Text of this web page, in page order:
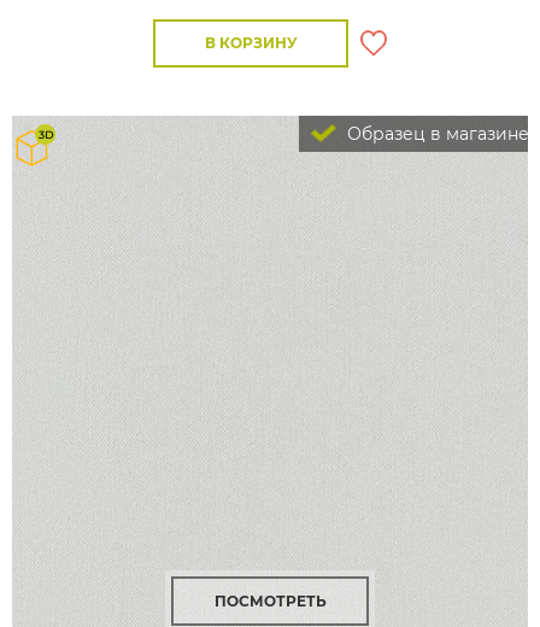
В КОРЗИНУ
Образец в магазине
ПОСМОТРЕТЬ